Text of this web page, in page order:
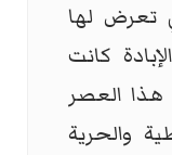
تعرض لها
كانت
العصر
والحرية